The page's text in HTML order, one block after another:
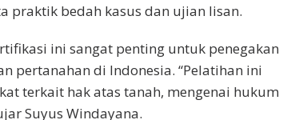
praktik bedah kasus dan ujian lisan.
ini sangat penting untuk penegakan
pertanahan di Indonesia. “Pelatihan ini
terkait hak atas tanah, mengenai hukum
Suyus Windayana.